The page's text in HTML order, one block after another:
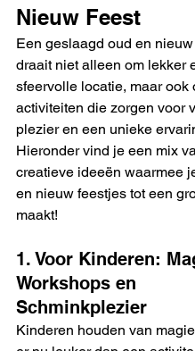
Nieuw Feest
Een geslaagd oud en
draait niet alleen om lekker
sfeervolle locatie, maar ook
activiteiten die zorgen voor
plezier en een unieke
Hieronder vind je een mix
creatieve ideeën waarmee
en nieuw feestjes tot een
maakt!
1. Voor Kinderen:
Workshops en
Schminkplezier
Kinderen houden van